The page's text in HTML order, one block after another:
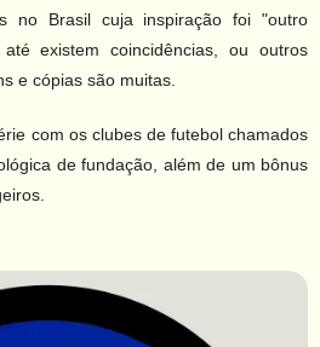
no Brasil cuja inspiração foi "outro
existem coincidências, ou outros
e cópias são muitas.
com os clubes de futebol chamados
de fundação, além de um bônus